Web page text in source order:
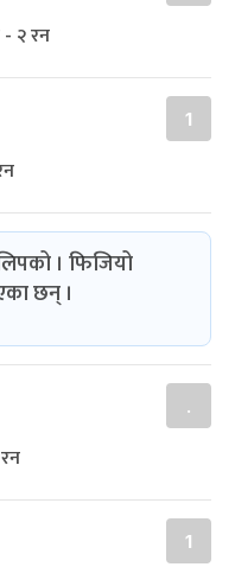
- २ रन
1
। फिजियो
छन् ।
.
1